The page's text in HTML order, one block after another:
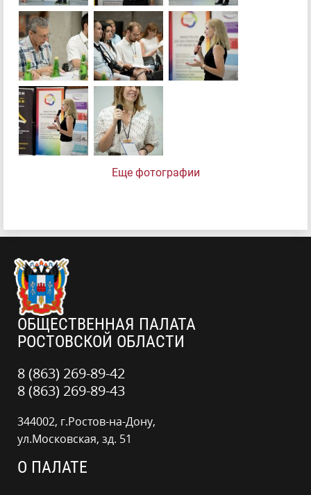
Еще фотографии
ОБЩЕСТВЕННАЯ ПАЛАТА
РОСТОВСКОЙ ОБЛАСТИ
8 (863) 269-89-42
8 (863) 269-89-43
344002, г.Ростов-на-Дону,
ул.Московская, зд. 51
О ПАЛАТЕ